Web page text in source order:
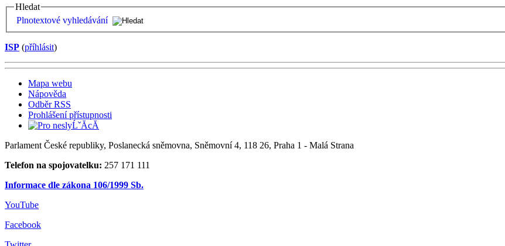
Hledat
Plnotextové vyhledávání
ISP (příhlásit)
Mapa webu
Nápověda
Odběr RSS
Prohlášení přístupnosti
Parlament České republiky, Poslanecká sněmovna, Sněmovní 4, 118 26, Praha 1 - Malá Strana
Telefon na spojovatelku: 257 171 111
Informace dle zákona 106/1999 Sb.
YouTube
Facebook